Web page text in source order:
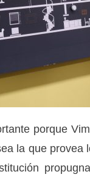
porque
la que provea